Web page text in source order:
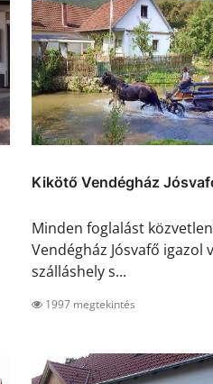
Kikötő Vendégház
Minden foglalást
Vendégház Jósvafő igazol
szálláshely s...
1997 megtekintés